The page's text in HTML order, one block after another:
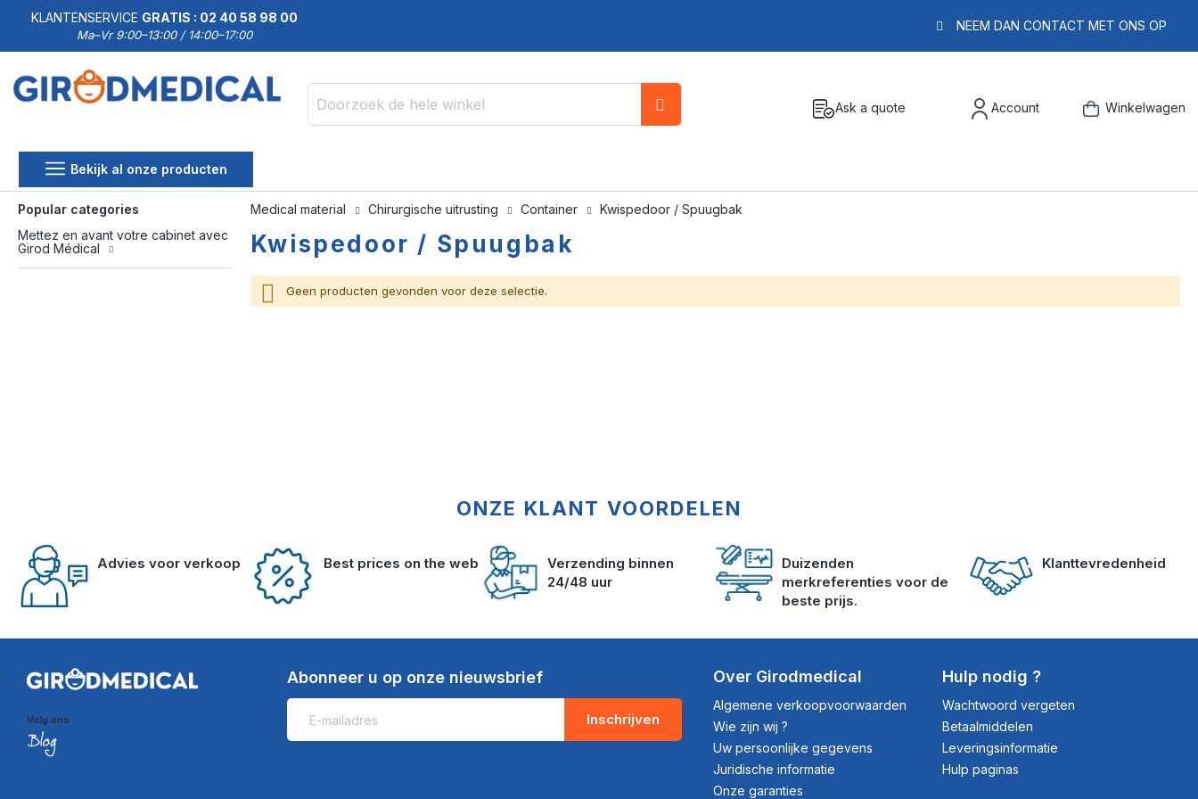
KLANTENSERVICE GRATIS : 02 40 58 98 00
Ma–Vr 9:00–13:00 / 14:00–17:00
NEEM DAN CONTACT MET ONS OP
Ask a quote Account Winkelwagen
Bekijk al onze producten
Medical material Chirurgische uitrusting Container Kwispedoor / Spuugbak
Kwispedoor / Spuugbak
Geen producten gevonden voor deze selectie.
Popular categories
Mettez en avant votre cabinet avec
Girod Médical
ONZE KLANT VOORDELEN
Advies voor verkoop Best prices on the web
Verzending binnen
24/48 uur
Duizenden
merkreferenties voor de
beste prijs.
Klanttevredenheid
Volg ons
Abonneer u op onze nieuwsbrief
Inschrijven
Over Girodmedical
Algemene verkoopvoorwaarden
Wie zijn wij ?
Uw persoonlijke gegevens
Juridische informatie
Onze garanties
Hulp nodig ?
Wachtwoord vergeten
Betaalmiddelen
Leveringsinformatie
Hulp paginas